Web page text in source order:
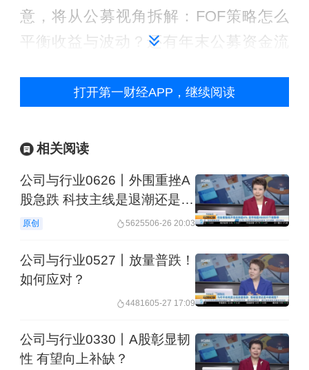
意，将从公募视角拆解：FOF策略怎么
平衡收益与波动？还有年末公募资金流
今晚锁定节目，三大嘉宾带您抓主线、
文章作者
云投教
打开第一财经APP，继续阅读
相关阅读
公司与行业0626丨外围重挫A
股急跌 科技主线是退潮还是换
挡？
原创 5625506-26 20:03
公司与行业0527丨放量普跌！
如何应对？
4481605-27 17:09
公司与行业0330丨A股彰显韧
性 有望向上补缺？